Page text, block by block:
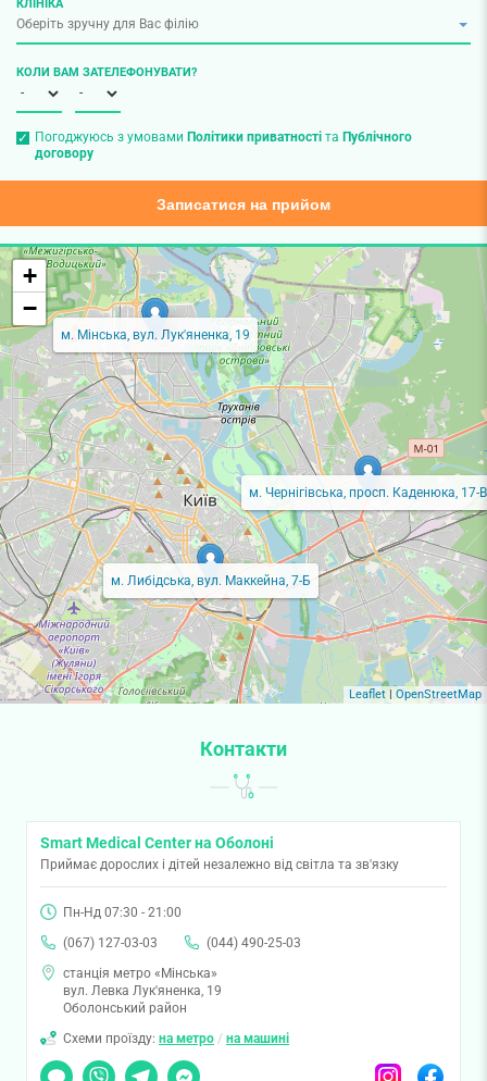
КЛІНІКА
КОЛИ ВАМ ЗАТЕЛЕФОНУВАТИ?
Погоджуюсь з умовами Політики приватностіта Публічного
договору
Записатися на прийом
м. Мінська, вул. Лук'яненка, 19
м. Либідська, вул. Маккейна, 7-Б
м. Чернігівська, просп. Каденюка, 17-В
+
−
Leaflet OpenStreetMap
Контакти
Smart Medical Center на Оболоні
Приймає дорослих і дітей незалежно від світла та зв'язку
Пн-Нд 07:30 - 21:00
(067) 127-03-03
(044) 490-25-03
станція метро «Мінська»
вул. Левка Лук'яненка, 19
Оболонський район
Схеми проїзду: на метро / на машині
Чат
Viber TelegramMessenger InstagramFacebook